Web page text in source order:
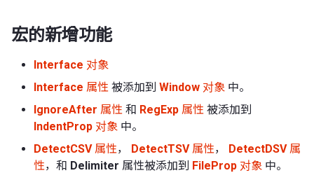
宏的新增功能
Interface 对象
Interface 属性 被添加到 Window 对象 中。
IgnoreAfter 属性 和 RegExp 属性 被添加到
IndentProp 对象 中。
DetectCSV属性， DetectTSV属性， DetectDSV属
性，和 Delimiter 属性被添加到 FileProp 对象 中。